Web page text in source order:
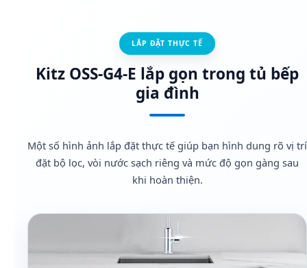
LẮP ĐẶT THỰC TẾ
Kitz OSS-G4-E lắp gọn trong tủ bếp
gia đình
Một số hình ảnh lắp đặt thực tế giúp bạn hình dung rõ vị trí
đặt bộ lọc, vòi nước sạch riêng và mức độ gọn gàng sau
khi hoàn thiện.